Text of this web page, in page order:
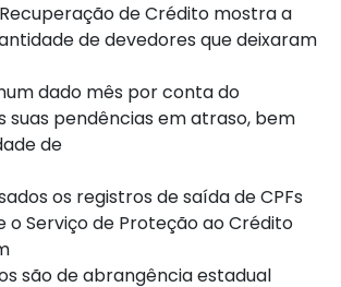
de Crédito mostra a
de devedores que deixaram
dado mês por conta do
suas pendências em atraso, bem
de
os registros de saída de CPFs
o Serviço de Proteção ao Crédito
são de abrangência estadual